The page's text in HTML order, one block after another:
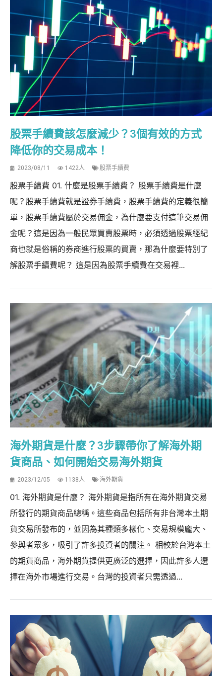
股票手續費該怎麼減少？3個有效的方式
降低你的交易成本！
2023/08/11 1422人 股票手續費
股票手續費 01. 什麼是股票手續費？ 股票手續費是什麼
呢？股票手續費就是證券手續費，股票手續費的定義很簡
單，股票手續費屬於交易佣金，為什麼要支付這筆交易佣
金呢？這是因為一般民眾買賣股票時，必須透過股票經紀
商也就是俗稱的券商進行股票的買賣，那為什麼要特別了
解股票手續費呢？ 這是因為股票手續費在交易裡...
海外期貨是什麼？3步驟帶你了解海外期
貨商品、如何開始交易海外期貨
2023/12/05 1138人 海外期貨
01. 海外期貨是什麼？ 海外期貨是指所有在海外期貨交易
所發行的期貨商品總稱。這些商品包括所有非台灣本土期
貨交易所發布的，並因為其種類多樣化、交易規模龐大、
參與者眾多，吸引了許多投資者的關注。 相較於台灣本土
的期貨商品，海外期貨提供更廣泛的選擇，因此許多人選
擇在海外市場進行交易。台灣的投資者只需透過...